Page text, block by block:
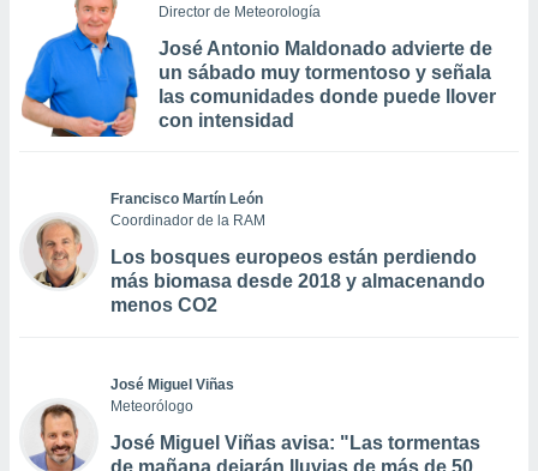
Director de Meteorología
José Antonio Maldonado advierte de
un sábado muy tormentoso y señala
las comunidades donde puede llover
con intensidad
Francisco Martín León
Coordinador de la RAM
Los bosques europeos están perdiendo
más biomasa desde 2018 y almacenando
menos CO2
José Miguel Viñas
Meteorólogo
José Miguel Viñas avisa: "Las tormentas
de mañana dejarán lluvias de más de 50